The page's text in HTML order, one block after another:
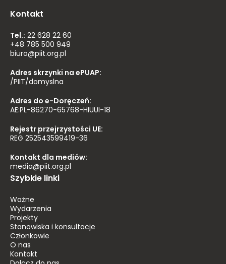
Kontakt
Tel.: 22 628 22 60
+48 785 500 949
biuro@piit.org.pl
Adres skrzynki na ePUAP:
/PIIT/domyslna
Adres do e-Doręczeń:
AE:PL-86270-65768-HIUUI-18
Rejestr przejrzystości UE:
REG 252543599419-36
Kontakt dla mediów:
media@piit.org.pl
Szybkie linki
Ważne
Wydarzenia
Projekty
Stanowiska i konsultacje
Członkowie
O nas
Kontakt